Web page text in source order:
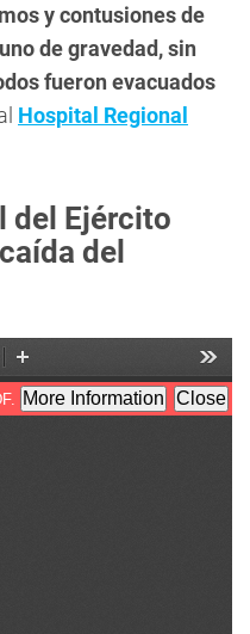
y contusiones de
de gravedad, sin
fueron evacuados
Hospital Regional
del Ejército
del